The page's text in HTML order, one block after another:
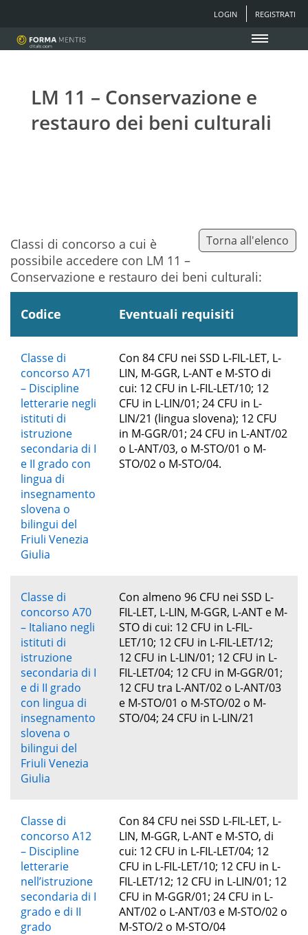
LOGIN REGISTRATI
LM 11 – Conservazione e
restauro dei beni culturali
Torna all'elenco
Classi di concorso a cui è
possibile accedere con LM 11 –
Conservazione e restauro dei beni culturali:
Codice Eventuali requisiti
Classe di
concorso A71
– Discipline
letterarie negli
istituti di
istruzione
secondaria di I
e II grado con
lingua di
insegnamento
slovena o
bilingui del
Friuli Venezia
Giulia
Con 84 CFU nei SSD L-FIL-LET, L-
LIN, M-GGR, L-ANT e M-STO di
cui: 12 CFU in L-FIL-LET/10; 12
CFU in L-LIN/01; 24 CFU in L-
LIN/21 (lingua slovena); 12 CFU
in M-GGR/01; 24 CFU in L-ANT/02
o L-ANT/03, o M-STO/01 o M-
STO/02 o M-STO/04.
Classe di
concorso A70
– Italiano negli
istituti di
istruzione
secondaria di I
e di II grado
con lingua di
insegnamento
slovena o
bilingui del
Friuli Venezia
Giulia
Con almeno 96 CFU nei SSD L-
FIL-LET, L-LIN, M-GGR, L-ANT e M-
STO di cui: 12 CFU in L-FIL-
LET/10; 12 CFU in L-FIL-LET/12;
12 CFU in L-LIN/01; 12 CFU in L-
FIL-LET/04; 12 CFU in M-GGR/01;
12 CFU tra L-ANT/02 o L-ANT/03
e M-STO/01 o M-STO/02 o M-
STO/04; 24 CFU in L-LIN/21
Classe di
concorso A12
– Discipline
letterarie
nell’istruzione
secondaria di I
grado e di II
grado
Con 84 CFU nei SSD L-FIL-LET, L-
LIN, M-GGR, L-ANT e M-STO, di
cui: 12 CFU in L-FIL-LET/04; 12
CFU in L-FIL-LET/10; 12 CFU in L-
FIL-LET/12; 12 CFU in L-LIN/01; 12
CFU in M-GGR/01; 24 CFU in L-
ANT/02 o L-ANT/03 e M-STO/02 o
M-STO/2 o M-STO/04